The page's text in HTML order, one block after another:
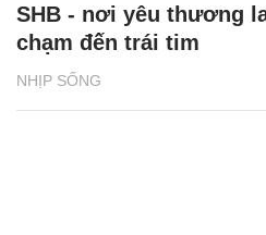
NHỊP SỐNG
SHB - nơi yêu thương
chạm đến trái tim